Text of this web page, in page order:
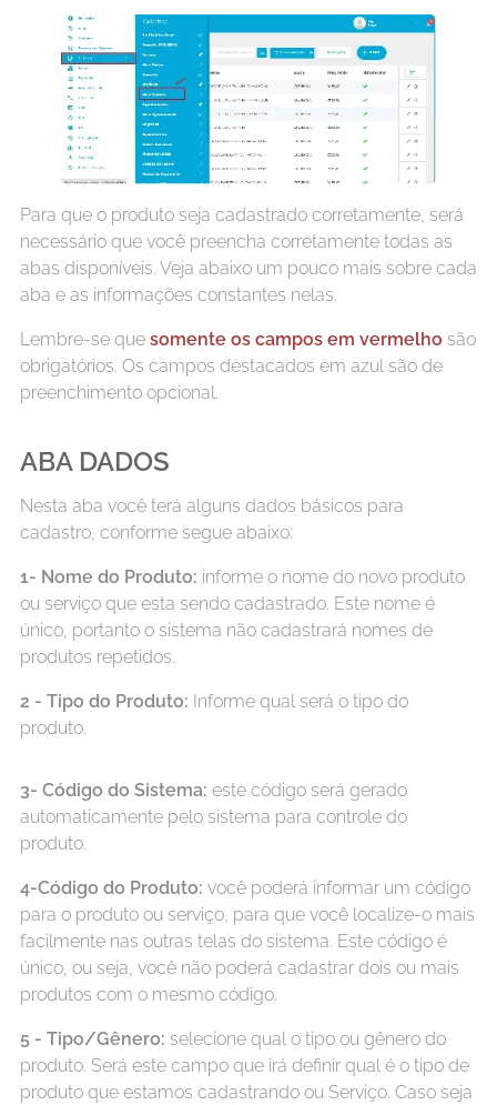
Para que o produto seja cadastrado corretamente, será
necessário que você preencha corretamente todas as
abas disponíveis. Veja abaixo um pouco mais sobre cada
aba e as informações constantes nelas.
Lembre-se que somente os campos em vermelho são
obrigatórios. Os campos destacados em azul são de
preenchimento opcional.
ABA DADOS
Nesta aba você terá alguns dados básicos para
cadastro, conforme segue abaixo:
1- Nome do Produto: informe o nome do novo produto
ou serviço que esta sendo cadastrado. Este nome é
único, portanto o sistema não cadastrará nomes de
produtos repetidos.
2 - Tipo do Produto: Informe qual será o tipo do
produto.
3- Código do Sistema: este código será gerado
automaticamente pelo sistema para controle do
produto.
4-Código do Produto: você poderá informar um código
para o produto ou serviço, para que você localize-o mais
facilmente nas outras telas do sistema. Este código é
único, ou seja, você não poderá cadastrar dois ou mais
produtos com o mesmo código.
5 - Tipo/Gênero: selecione qual o tipo ou gênero do
produto. Será este campo que irá definir qual é o tipo de
produto que estamos cadastrando ou Serviço. Caso seja